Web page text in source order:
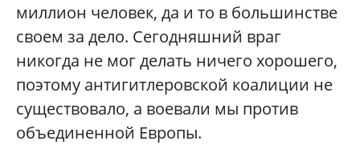
миллион человек, да и то в большинстве
своем за дело. Сегодняшний враг
никогда не мог делать ничего хорошего,
поэтому антигитлеровской коалиции не
существовало, а воевали мы против
объединенной Европы.